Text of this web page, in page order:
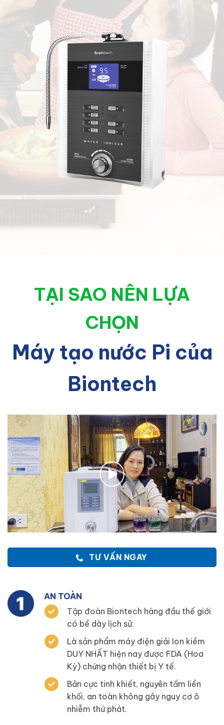
TẠI SAO NÊN LỰA
CHỌN
Máy tạo nước Pi của
Biontech
TƯ VẤN NGAY
AN TOÀN
Tập đoàn Biontech hàng đầu thế giới
có bề dày lịch sử.
Là sản phẩm máy điện giải Ion kiềm
DUY NHẤT hiện nay được FDA (Hoa
Kỳ) chứng nhận thiết bị Y tế.
Bản cực tinh khiết, nguyên tấm liền
khối, an toàn không gây nguy cơ ô
nhiễm thứ phát.